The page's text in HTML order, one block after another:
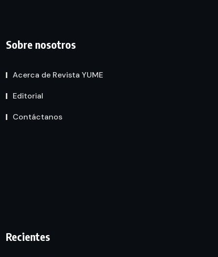
Sobre nosotros
Acerca de Revista YUME
Editorial
Contáctanos
Recientes